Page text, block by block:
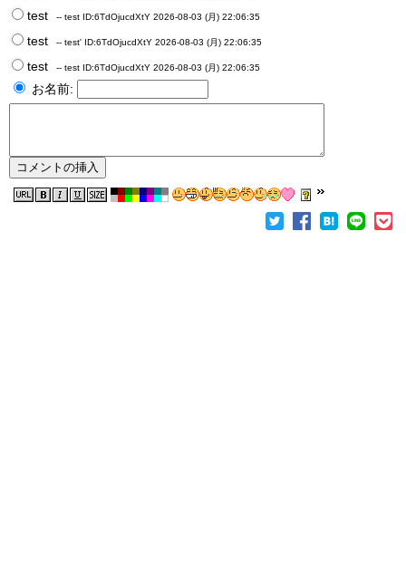
test -- test ID:6TdOjucdXtY 2026-08-03 (月) 22:06:35
test -- test' ID:6TdOjucdXtY 2026-08-03 (月) 22:06:35
test -- test ID:6TdOjucdXtY 2026-08-03 (月) 22:06:35
お名前: